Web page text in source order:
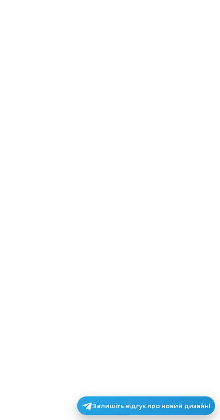
Залишіть відгук про новий дизайн!